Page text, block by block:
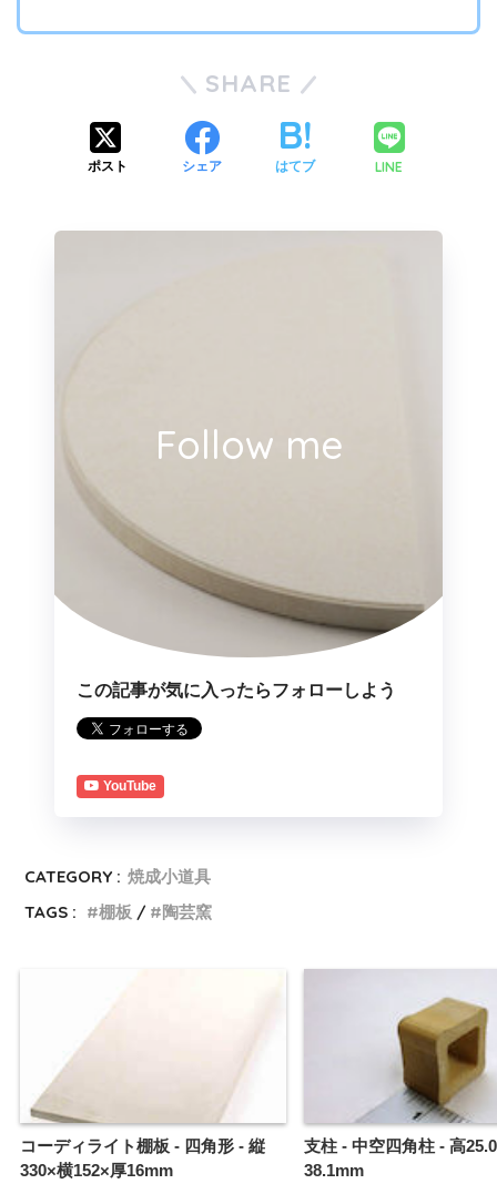
SHARE
ポスト シェア はてブ LINE
Follow me
この記事が気に入ったらフォローしよう
YouTube
CATEGORY : 焼成小道具
TAGS :
棚板 陶芸窯
コーディライト棚板 - 四角形 - 縦
330×横152×厚16mm
支柱 - 中空四角柱 - 高
38.1mm